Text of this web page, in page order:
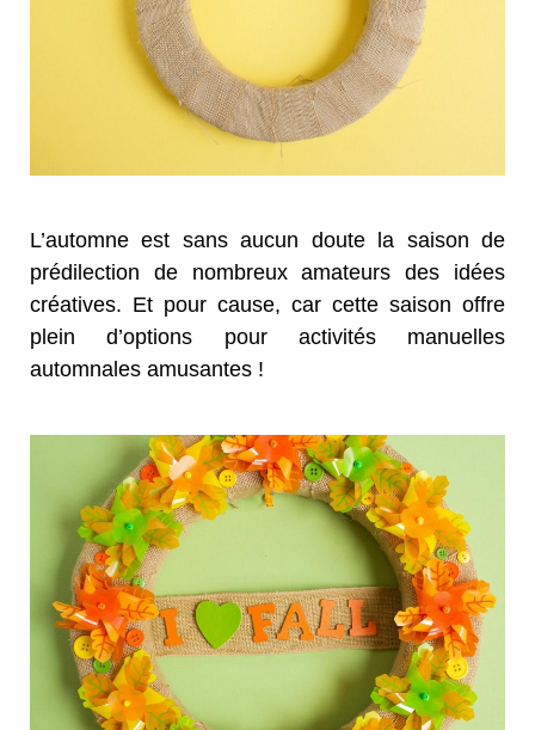
L’automne est sans aucun doute la saison de
prédilection de nombreux amateurs des idées
créatives. Et pour cause, car cette saison offre
plein d’options pour activités manuelles
automnales amusantes !